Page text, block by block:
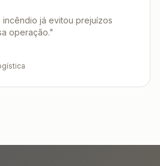
incêndio já evitou prejuízos
operação."